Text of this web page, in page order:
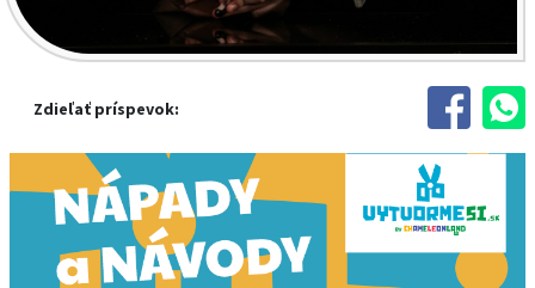
Zdieľať príspevok: